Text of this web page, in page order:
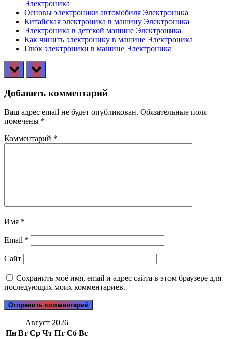
Электроника
Основы электроники автомобиля Электроника
Китайская электроника в машину Электроника
Электроника в детской машине Электроника
Как чинить электронику в машине Электроника
Глюк электроники в машине Электроника
prev next
Добавить комментарий
Ваш адрес email не будет опубликован. Обязательные поля
помечены *
Комментарий *
Имя *
Email *
Сайт
Сохранить моё имя, email и адрес сайта в этом браузере для
последующих моих комментариев.
Август 2026
Пн Вт Ср Чт Пт Сб Вс